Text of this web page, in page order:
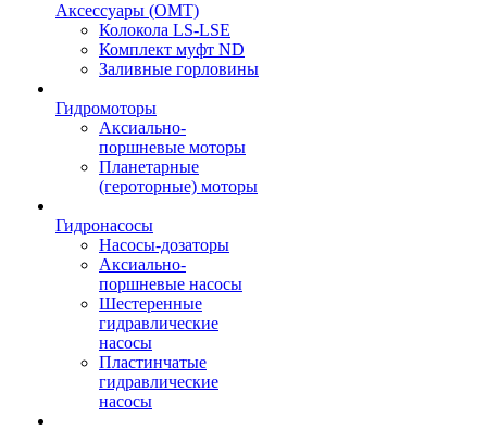
Аксессуары (OMT)
Колокола LS-LSE
Комплект муфт ND
Заливные горловины
Гидромоторы
Аксиально-
поршневые моторы
Планетарные
(героторные) моторы
Гидронасосы
Насосы-дозаторы
Аксиально-
поршневые насосы
Шестеренные
гидравлические
насосы
Пластинчатые
гидравлические
насосы